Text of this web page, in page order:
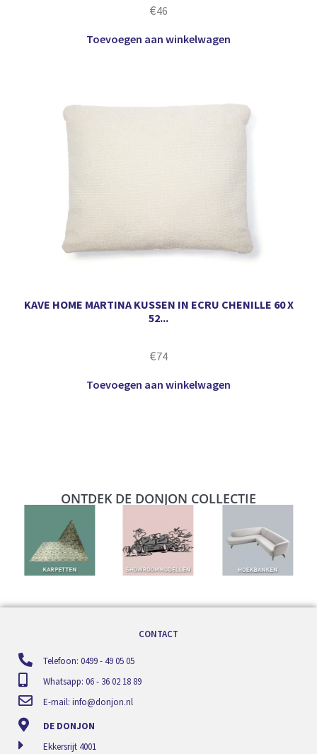
€46
Toevoegen aan winkelwagen
KAVE HOME MARTINA KUSSEN IN ECRU CHENILLE 60 X
52...
€74
Toevoegen aan winkelwagen
ONTDEK DE DONJON COLLECTIE
CONTACT
Telefoon: 0499 - 49 05 05
Whatsapp: 06 - 36 02 18 89
E-mail: info@donjon.nl
DE DONJON
Ekkersrijt 4001